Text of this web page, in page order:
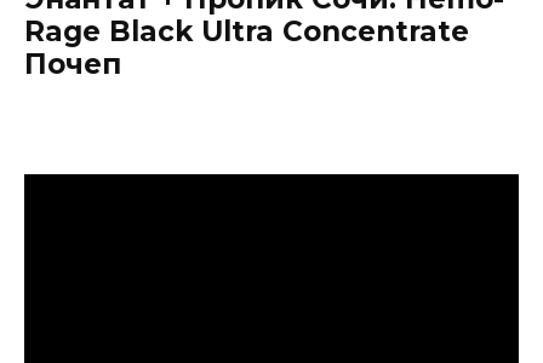
Rage Black Ultra Concentrate
Почеп